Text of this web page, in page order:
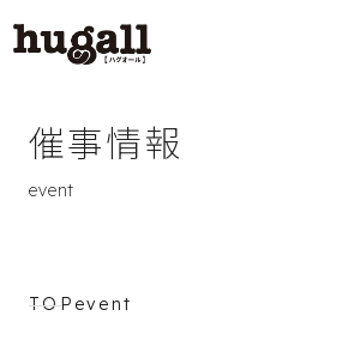
催事情報
event
TOP event